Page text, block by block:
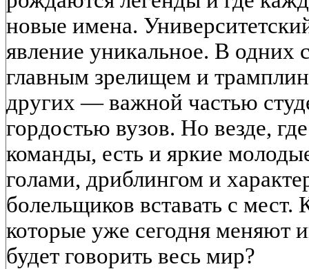
новые имена.
явление уникальное. В одних
главным зрелищем и
других — важной частью
гордостью вузов. Но везде,
команды, есть и яркие
голами, дриблингом и
болельщиков вставать с мест.
которые уже сегодня меняют
будет говорить весь мир?